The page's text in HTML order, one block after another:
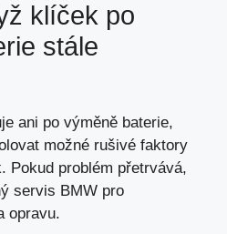
klíček po
stále
ani po výměně baterie,
možné rušivé faktory
Pokud problém přetrvává,
servis BMW pro
opravu.